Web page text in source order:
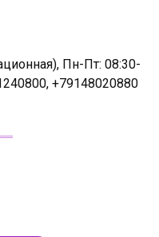
Пн-Пт: 08:30-
+79148020880